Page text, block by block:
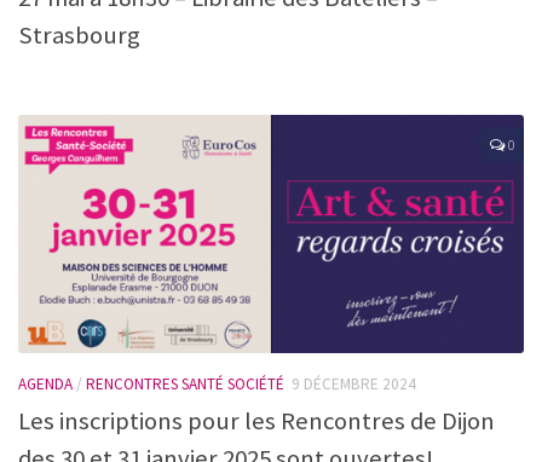
Strasbourg
0
AGENDA / RENCONTRES SANTÉ SOCIÉTÉ 9 DÉCEMBRE 2024
Les inscriptions pour les Rencontres de Dijon